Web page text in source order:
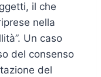
il che
nella
Un caso
del consenso
del